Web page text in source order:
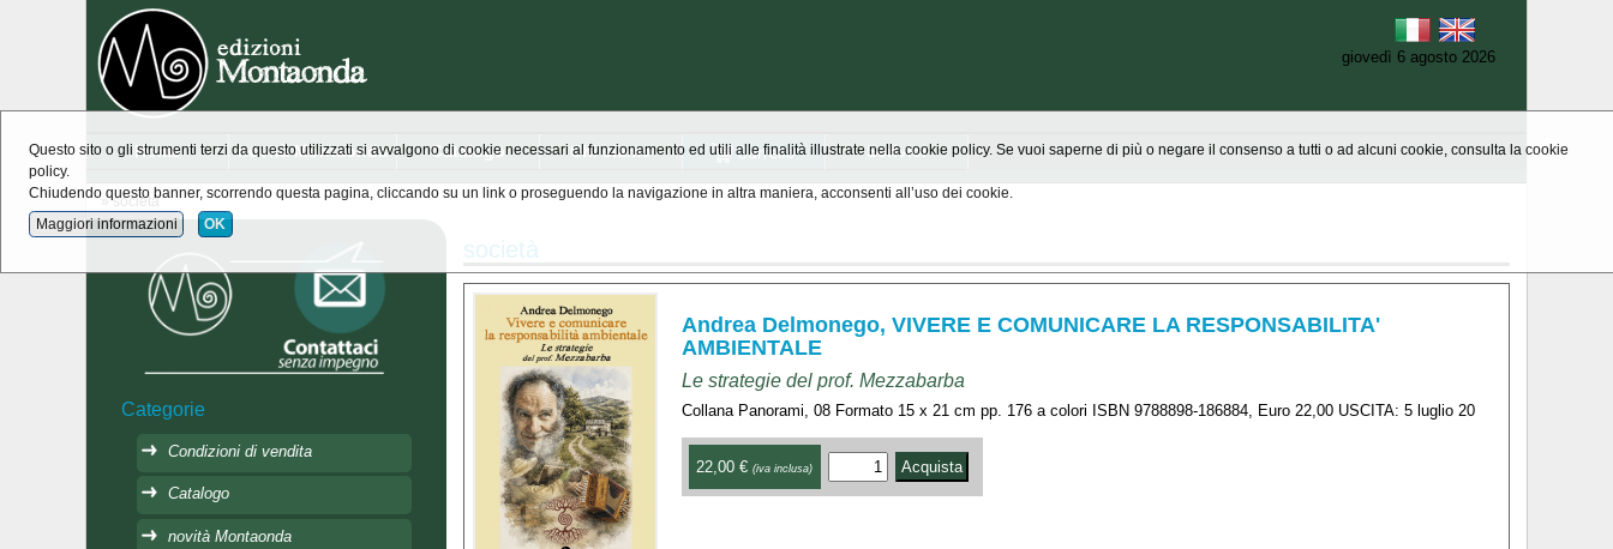
giovedì 6 agosto 2026
Home novità Montaonda Catalogo Chi siamo Scrivici
» società
società
Andrea Delmonego, VIVERE E COMUNICARE LA RESPONSABILITA'
AMBIENTALE
Le strategie del prof. Mezzabarba
Collana Panorami, 08 Formato 15 x 21 cm pp. 176 a colori ISBN 9788898-186884, Euro 22,00 USCITA: 5 luglio 20
22,00 € (iva inclusa)
Categorie
Condizioni di vendita
Catalogo
novità Montaonda
Questo sito o gli strumenti terzi da questo utilizzati si avvalgono di cookie necessari al funzionamento ed utili alle finalità illustrate nella cookie policy. Se vuoi saperne di più o negare il consenso a tutti o ad alcuni cookie, consulta la cookie
policy.
Chiudendo questo banner, scorrendo questa pagina, cliccando su un link o proseguendo la navigazione in altra maniera, acconsenti all’uso dei cookie.
Maggiori informazioni OK